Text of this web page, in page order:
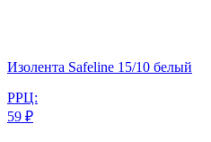
Изолента Safeline 15/10 белый
РРЦ:
59 ₽